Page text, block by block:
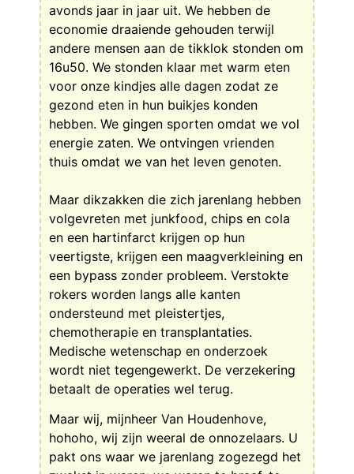
avonds jaar in jaar uit. We hebben de
economie draaiende gehouden terwijl
andere mensen aan de tikklok stonden om
16u50. We stonden klaar met warm eten
voor onze kindjes alle dagen zodat ze
gezond eten in hun buikjes konden
hebben. We gingen sporten omdat we vol
energie zaten. We ontvingen vrienden
thuis omdat we van het leven genoten.
Maar dikzakken die zich jarenlang hebben
volgevreten met junkfood, chips en cola
en een hartinfarct krijgen op hun
veertigste, krijgen een maagverkleining en
een bypass zonder probleem. Verstokte
rokers worden langs alle kanten
ondersteund met pleistertjes,
chemotherapie en transplantaties.
Medische wetenschap en onderzoek
wordt niet tegengewerkt. De verzekering
betaalt de operaties wel terug.
Maar wij, mijnheer Van Houdenhove,
hohoho, wij zijn weeral de onnozelaars. U
pakt ons waar we jarenlang zogezegd het